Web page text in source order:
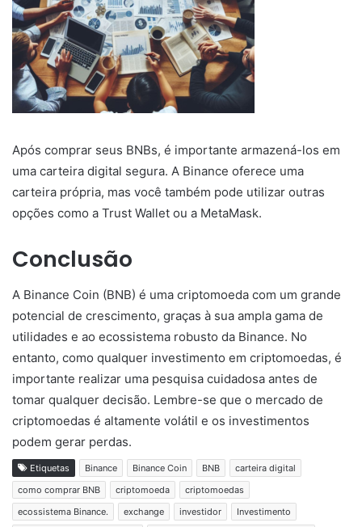
Após comprar seus BNBs, é importante armazená-los em
uma carteira digital segura. A Binance oferece uma
carteira própria, mas você também pode utilizar outras
opções como a Trust Wallet ou a MetaMask.
Conclusão
A Binance Coin (BNB) é uma criptomoeda com um grande
potencial de crescimento, graças à sua ampla gama de
utilidades e ao ecossistema robusto da Binance. No
entanto, como qualquer investimento em criptomoedas, é
importante realizar uma pesquisa cuidadosa antes de
tomar qualquer decisão. Lembre-se que o mercado de
criptomoedas é altamente volátil e os investimentos
podem gerar perdas.
Etiquetas Binance Binance Coin BNB
carteira digital
como comprar BNB
criptomoeda
criptomoedas
ecossistema Binance.
exchange investidor
Investimento